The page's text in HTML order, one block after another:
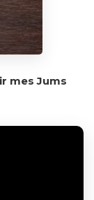
mes Jums